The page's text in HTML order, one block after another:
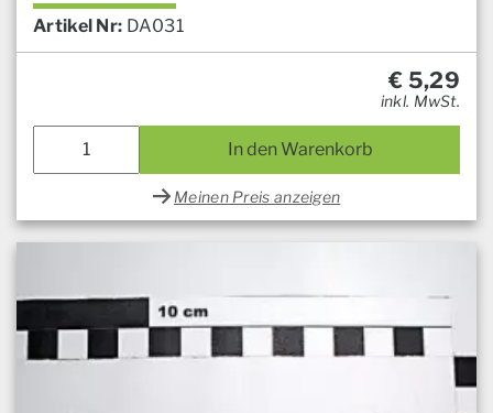
Artikel Nr: DA031
€ 5,29
inkl. MwSt.
In den Warenkorb
Meinen Preis anzeigen